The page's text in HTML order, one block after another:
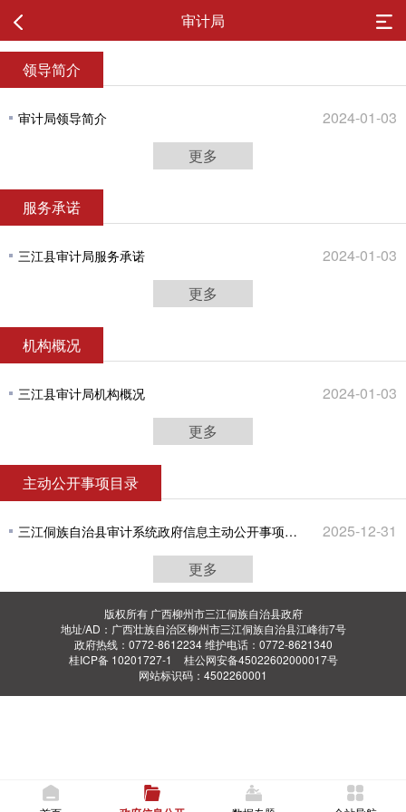
审计局
领导简介
审计局领导简介
2024-01-03
更多
服务承诺
三江县审计局服务承诺
2024-01-03
更多
机构概况
三江县审计局机构概况
2024-01-03
更多
主动公开事项目录
三江侗族自治县审计系统政府信息主动公开事项目录
2025-12-31
更多
版权所有 广西柳州市三江侗族自治县政府
地址/AD：广西壮族自治区柳州市三江侗族自治县江峰街7号
政府热线：0772-8612234 维护电话：0772-8621340
桂ICP备 10201727-1
桂公网安备45022602000017号
网站标识码：4502260001